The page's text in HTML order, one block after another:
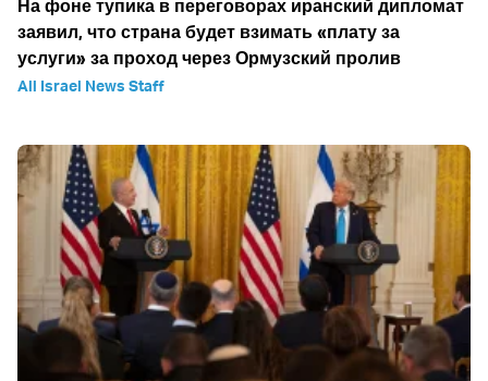
На фоне тупика в переговорах иранский дипломат
заявил, что страна будет взимать «плату за
услуги» за проход через Ормузский пролив
All Israel News Staff